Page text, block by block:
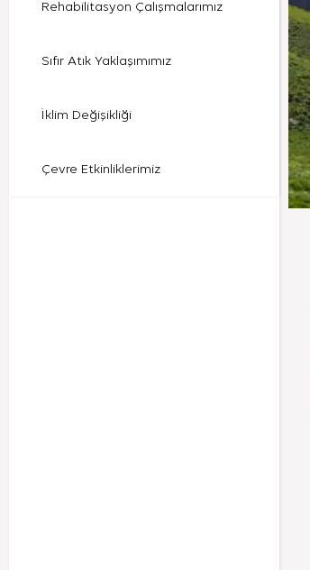
Rehabilitasyon Çalışmalarımız
Sıfır Atık Yaklaşımımız
İklim Değişikliği
Çevre Etkinliklerimiz
Kurumsal Broşürümüz